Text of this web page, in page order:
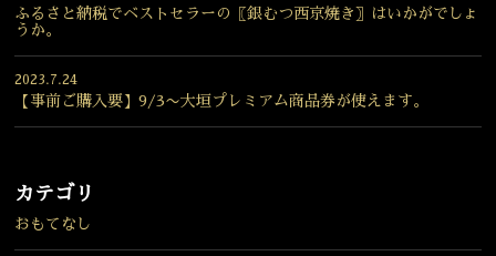
ふるさと納税でベストセラーの〖銀むつ西京焼き〗はいかがでしょ
うか。
2023.7.24
【事前ご購入要】9/3〜大垣プレミアム商品券が使えます。
カテゴリ
おもてなし